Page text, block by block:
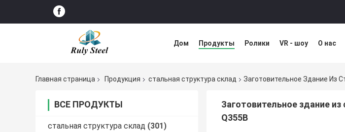
Дом Продукты Ролики VR - шоу О нас
Главная страница
Продукция стальная структура склад Заготовительное Здание Из
ВСЕ ПРОДУКТЫ
стальная структура склад (301)
Заготовительное здание
Q355B